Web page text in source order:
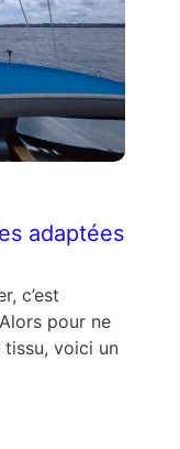
adaptées
c’est
pour ne
voici un